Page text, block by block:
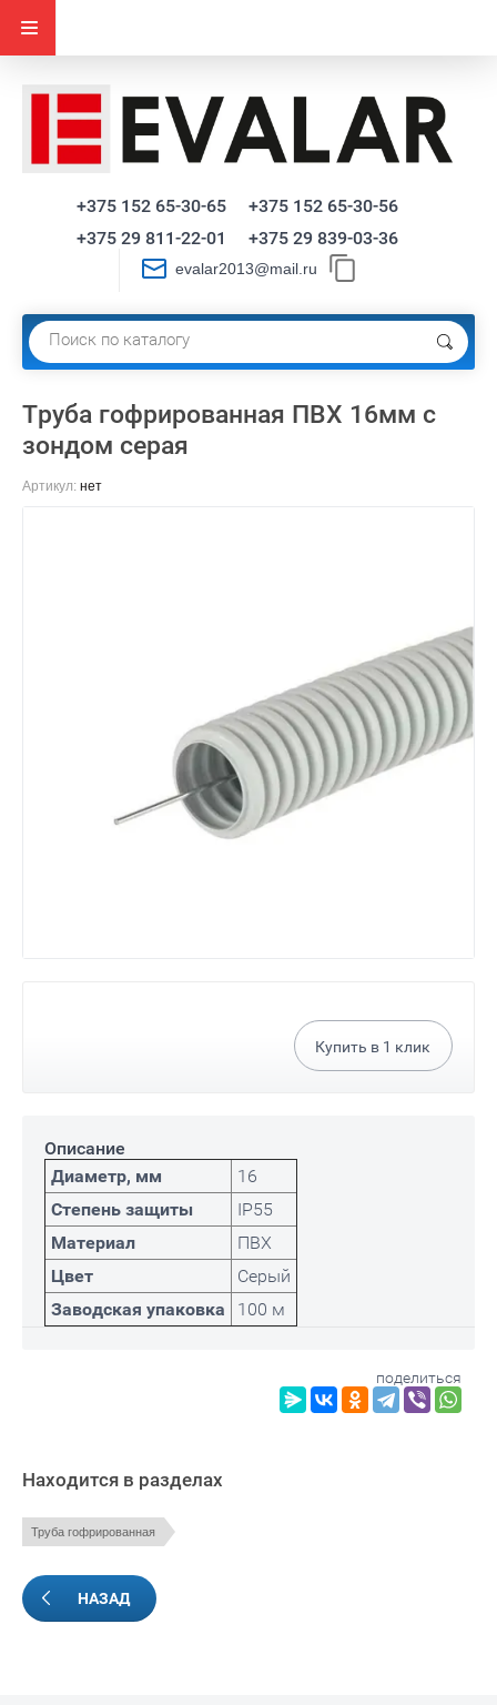
+375 152 65-30-65
+375 152 65-30-56
+375 29 811-22-01
+375 29 839-03-36
evalar2013@mail.ru
Труба гофрированная ПВХ 16мм с
зондом серая
Артикул: нет
Купить в 1 клик
Описание
Диаметр, мм
16
Степень защиты
IP55
Материал
ПВХ
Цвет
Серый
Заводская упаковка
100 м
поделиться
Находится в разделах
Труба гофрированная
НАЗАД